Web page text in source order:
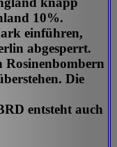
10%.
einführen,
abgesperrt.
Die
entsteht auch